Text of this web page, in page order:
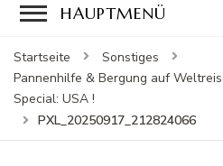
HAUPTMENÜ
Startseite
Sonstiges
Pannenhilfe & Bergung auf
Special: USA !
PXL_20250917_212824066